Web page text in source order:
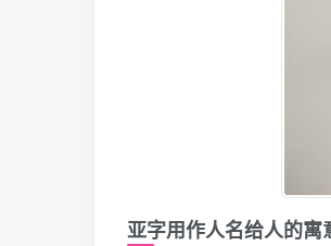
亚字用作人名给人的寓